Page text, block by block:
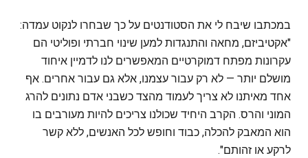
במכתבו שיבח לי את הסטודנטים על כך שבחרו לנקוט עמדה:
"אקטיביזם, מחאה והתנגדות למען שינוי חברתי ופוליטי הם
עקרונות מפתח דמוקרטיים המאפשרים לנו לדמיין איחוד
מושלם יותר — לא רק עבור עצמנו, אלא גם עבור אחרים. אף
אחד מאיתנו לא צריך לעמוד מהצד כשבני אדם נתונים להרג
המוני והרס. הקרב היחיד שכולנו צריכים להיות מעורבים בו
הוא המאבק להכלה, כבוד וחופש לכל האנשים, ללא קשר
לרקע או זהותם".